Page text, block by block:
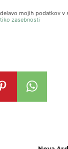
mojih podatkov v
zasebnosti